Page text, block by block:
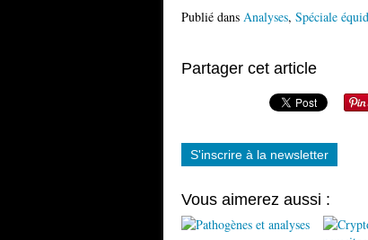
Publié dans Analyses, Spéciale
Partager cet article
S'inscrire à la newsletter
Vous aimerez aussi :